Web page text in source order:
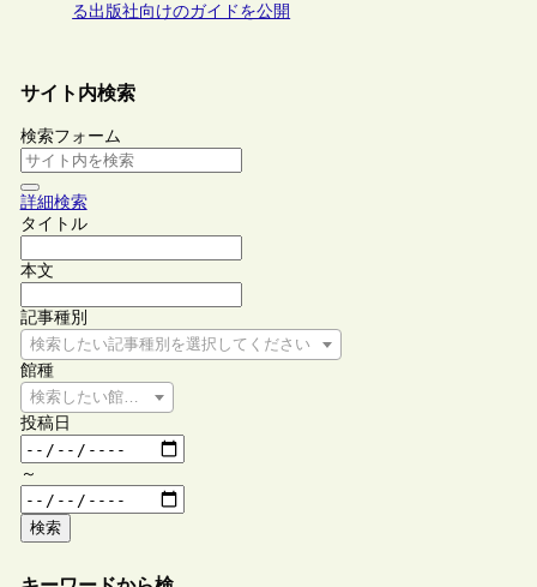
る出版社向けのガイドを公開
サイト内検索
検索フォーム
詳細検索
タイトル
本文
記事種別
検索したい記事種別を選択してください
館種
検索したい館種を選択してください
投稿日
～
検索